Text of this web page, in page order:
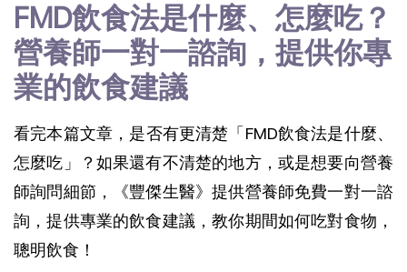
FMD飲食法是什麼、怎麼吃？
營養師一對一諮詢，提供你專
業的飲食建議
看完本篇文章，是否有更清楚「FMD飲食法是什麼、
怎麼吃」？如果還有不清楚的地方，或是想要向營養
師詢問細節，《豐傑生醫》提供營養師免費一對一諮
詢，提供專業的飲食建議，教你期間如何吃對食物，
聰明飲食！